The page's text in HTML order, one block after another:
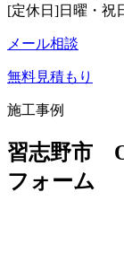
[定休日]日曜・祝
メール相談
無料見積もり
施工事例
習志野市
フォーム